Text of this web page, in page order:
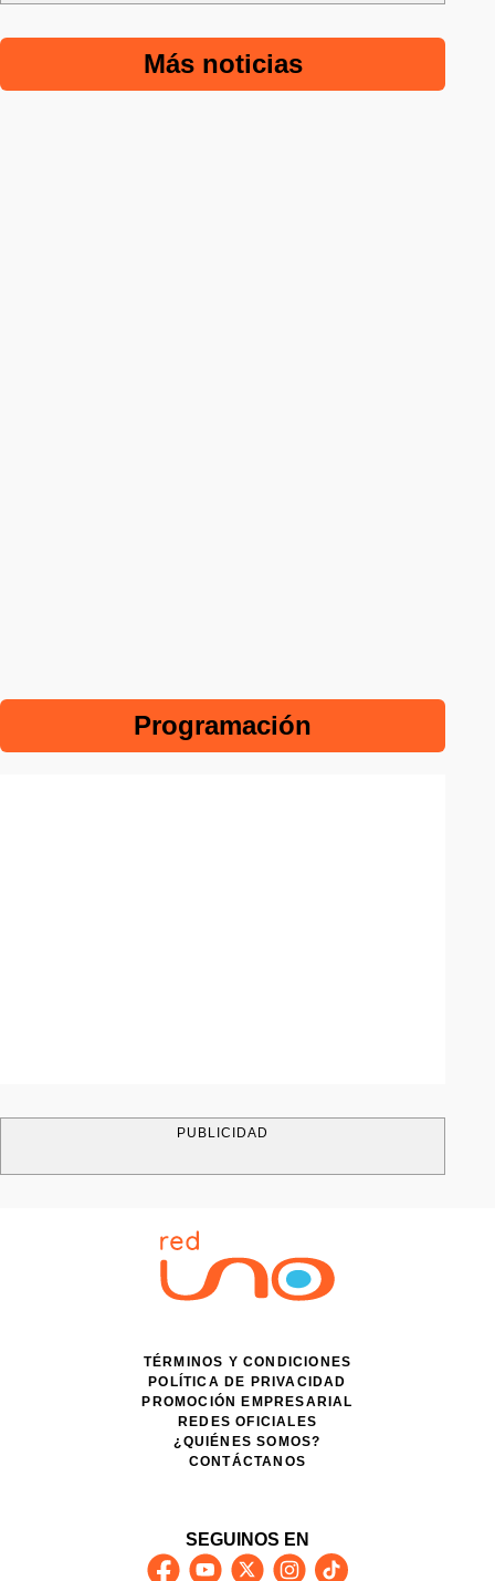
Más noticias
Programación
PUBLICIDAD
TÉRMINOS Y CONDICIONES
POLÍTICA DE PRIVACIDAD
PROMOCIÓN EMPRESARIAL
REDES OFICIALES
¿QUIÉNES SOMOS?
CONTÁCTANOS
SEGUINOS EN